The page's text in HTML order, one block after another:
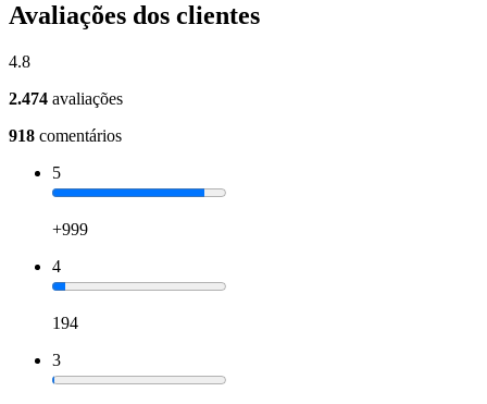
Avaliações dos clientes
4.8
2.474 avaliações
918 comentários
5
+999
4
194
3